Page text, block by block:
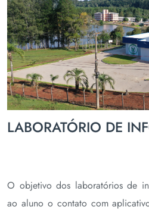
LABORATÓRIO DE
O objetivo dos laboratórios de
ao aluno o contato com